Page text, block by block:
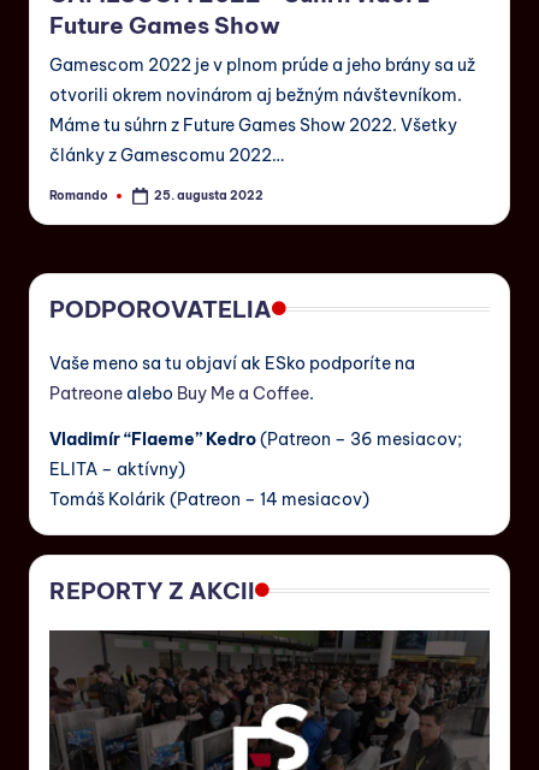
Future Games Show
Gamescom 2022 je v plnom prúde a jeho brány sa už
otvorili okrem novinárom aj bežným návštevníkom.
Máme tu súhrn z Future Games Show 2022. Všetky
články z Gamescomu 2022…
Romando 25. augusta 2022
PODPOROVATELIA
Vaše meno sa tu objaví ak ESko podporíte na
Patreone alebo Buy Me a Coffee.
Vladimír “Flaeme” Kedro(Patreon – 36 mesiacov;
ELITA – aktívny)
Tomáš Kolárik (Patreon – 14 mesiacov)
REPORTY Z AKCII